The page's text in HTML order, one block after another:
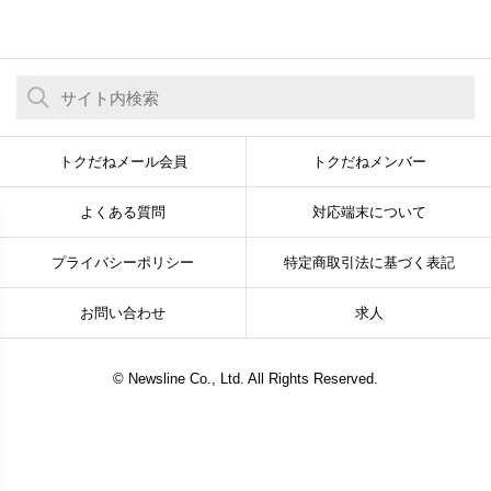
トクだねメール会員 トクだねメンバー
よくある質問 対応端末について
プライバシーポリシー 特定商取引法に基づく表記
お問い合わせ 求人
© Newsline Co., Ltd. All Rights Reserved.